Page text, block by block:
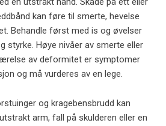
kan føre til smerte, hevelse
Behandle først med is og øvelser
styrke. Høye nivåer av smerte eller
av deformitet er symptomer
og må vurderes av en lege.
og kragebensbrudd kan
arm, fall på skulderen eller en